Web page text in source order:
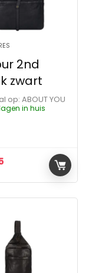
2nd
zwart
op:
ABOUT YOU
in huis